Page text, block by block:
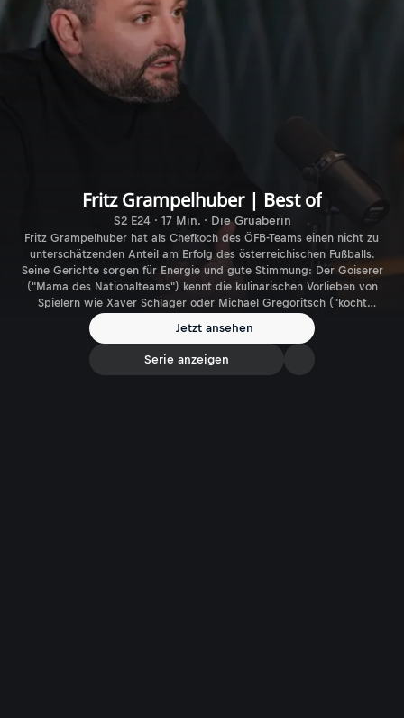
Fritz Grampelhuber | Best of
S2 E24 · 17 Min. · Die Gruaberin
Fritz Grampelhuber hat als Chefkoch des ÖFB-Teams einen nicht zu
unterschätzenden Anteil am Erfolg des österreichischen Fußballs.
Seine Gerichte sorgen für Energie und gute Stimmung: Der Goiserer
("Mama des Nationalteams") kennt die kulinarischen Vorlieben von
Spielern wie Xaver Schlager oder Michael Gregoritsch ("kocht
mittlerweile richtig gut"). Mit Monika Gruber spricht er über seine
zwei Leidenschaften: Österreichs Nationalteam und sein 450 Jahre
altes Gasthaus "Steegwirt" im Salzkammergut.
Jetzt ansehen
Serie anzeigen